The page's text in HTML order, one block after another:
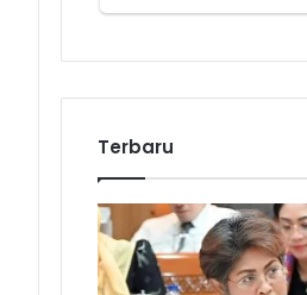
Terbaru